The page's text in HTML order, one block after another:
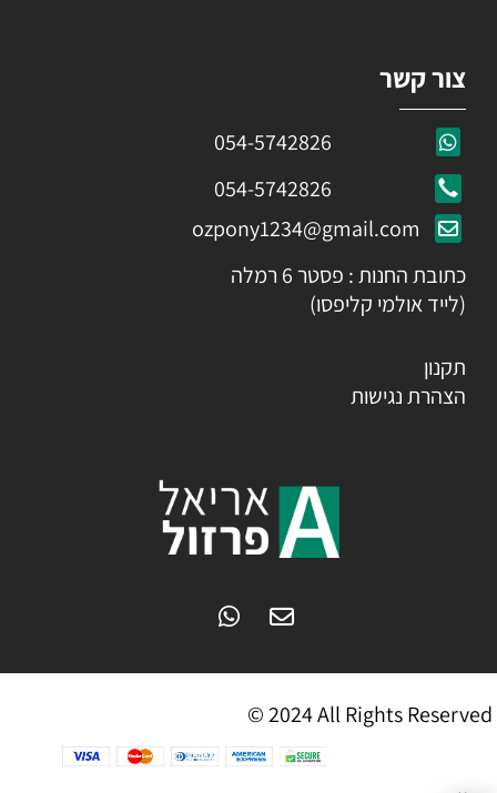
צור קשר
054-5742826
054-5742826
ozpony1234@gmail.com
כתובת החנות : פסטר 6 רמלה
(לייד אולמי קליפסו)
תקנון
הצהרת נגישות
© 2024 All Rights Reserved